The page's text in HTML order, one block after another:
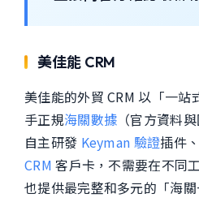
美佳能 CRM
美佳能的外貿 CRM 以「一
手正規海關數據 （官方資料
自主研發 Keyman 驗證插件、
CRM 客戶卡，不需要在不同
也提供最完整和多元的「海